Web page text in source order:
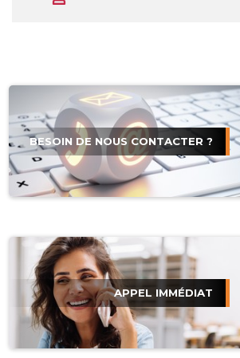
BESOIN DE NOUS CONTACTER ?
APPEL IMMÉDIAT